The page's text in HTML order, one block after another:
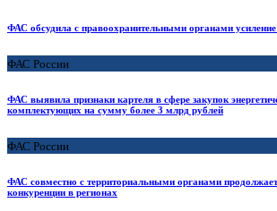
ФАС обсудила c правоохранительными органами
ФАС России
ФАС выявила признаки картеля в сфере закупок
комплектующих на сумму более 3 млрд рублей
ФАС России
ФАС совместно с территориальными органами
конкуренции в регионах